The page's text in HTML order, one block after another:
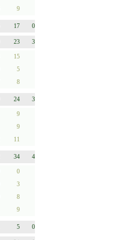
9
17 0
23 3
15
5
8
24 3
9
9
11
34 4
0
3
8
9
5 0